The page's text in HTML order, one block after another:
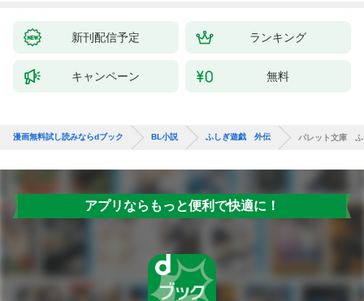
新刊配信予定 ランキング
キャンペーン 無料
漫画無料試し読みならdブック BL小説 ふしぎ遊戯 外伝 パレット文庫
アプリならもっと便利で快適に！